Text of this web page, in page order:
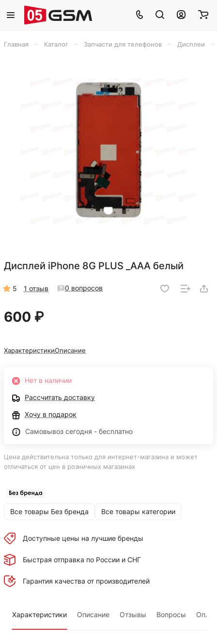
Главная Каталог Запчасти для телефонов Дисплеи
Дисплей iPhone 8G PLUS _AAA белый
5 1 отзыв 0 вопросов
600 ₽
ХарактеристикиОписание
Нет в наличии
Рассчитать доставку
Хочу в подарок
Самовывоз сегодня - бесплатно
Цена действительна только для интернет-магазина и может
отличаться от цен в розничных магазинах
Все товары Без бренда Все товары категории
Доступные цены на лучшие бренды
Быстрая отправка по России и СНГ
Гарантия качества от производителей
Характеристики Описание Отзывы Вопросы